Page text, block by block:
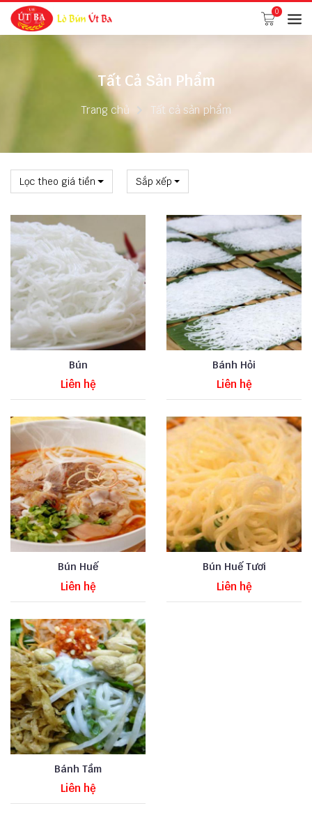
0
Tất Cả Sản Phẩm
Trang chủ Tất cả sản phẩm
Lọc theo giá tiền Sắp xếp
Bún
Liên hệ
Bánh Hỏi
Liên hệ
Bún Huế
Liên hệ
Bún Huế Tươi
Liên hệ
Bánh Tầm
Liên hệ